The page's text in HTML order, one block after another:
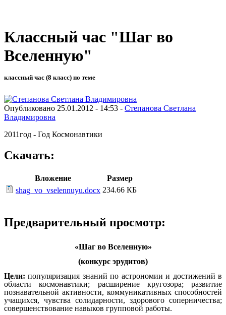
Классный час "Шаг во
Вселенную"
классный час (8 класс) по теме
Опубликовано 25.01.2012 - 14:53 - Степанова Светлана
Владимировна
2011год - Год Космонавтики
Скачать:
Вложение
Размер
shag_vo_vselennuyu.docx 234.66 КБ
Предварительный просмотр:
«Шаг во Вселенную»
(конкурс эрудитов)
Цели: популяризация знаний по астрономии и достижений в
области космонавтики; расширение кругозора; развитие
познавательной активности, коммуникативных способностей
учащихся, чувства солидарности, здорового соперничества;
совершенствование навыков групповой работы.